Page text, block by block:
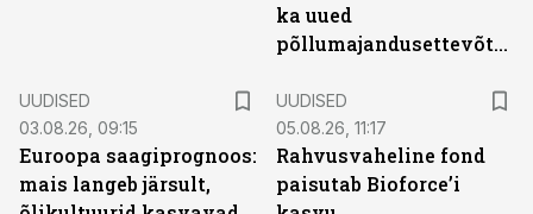
ka uued
põllumajandusettevõtted
UUDISED
03.08.26, 09:15
Euroopa saagiprognoos:
mais langeb järsult,
UUDISED
05.08.26, 11:17
Rahvusvaheline fond
paisutab Bioforce’i